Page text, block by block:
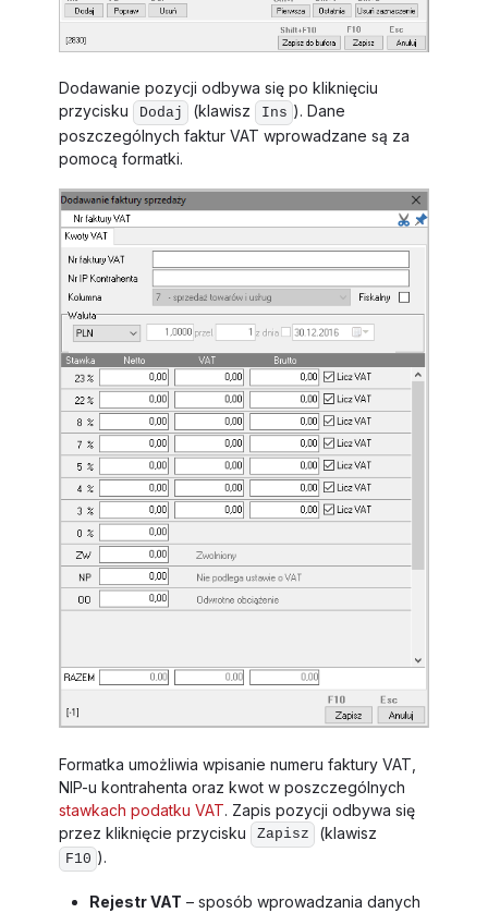
Dodawanie pozycji odbywa się po kliknięciu
przycisku
Dodaj (klawisz Ins ). Dane
poszczególnych faktur VAT wprowadzane są za
pomocą formatki.
Formatka umożliwia wpisanie numeru faktury VAT,
NIP-u kontrahenta oraz kwot w poszczególnych
stawkach podatku VAT. Zapis pozycji odbywa się
przez kliknięcie przycisku
Zapisz (klawisz
F10 ).
Rejestr VAT – sposób wprowadzania danych